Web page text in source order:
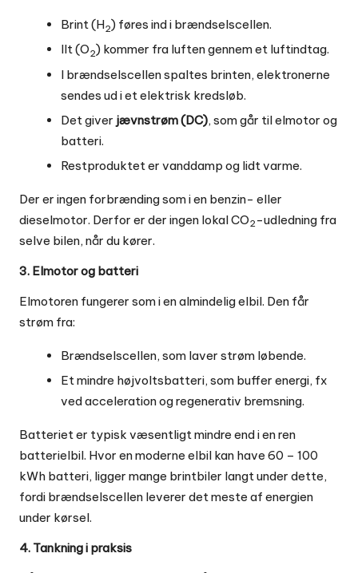
Brint (H2) føres ind i brændselscellen.
Ilt (O2) kommer fra luften gennem et luftindtag.
I brændselscellen spaltes brinten, elektronerne
sendes ud i et elektrisk kredsløb.
Det giver jævnstrøm (DC), som går til elmotor og
batteri.
Restproduktet er vanddamp og lidt varme.
Der er ingen forbrænding som i en benzin- eller
dieselmotor. Derfor er der ingen lokal CO2-udledning fra
selve bilen, når du kører.
3. Elmotor og batteri
Elmotoren fungerer som i en almindelig elbil. Den får
strøm fra:
Brændselscellen, som laver strøm løbende.
Et mindre højvoltsbatteri, som buffer energi, fx
ved acceleration og regenerativ bremsning.
Batteriet er typisk væsentligt mindre end i en ren
batterielbil. Hvor en moderne elbil kan have 60 – 100
kWh batteri, ligger mange brintbiler langt under dette,
fordi brændselscellen leverer det meste af energien
under kørsel.
4. Tankning i praksis